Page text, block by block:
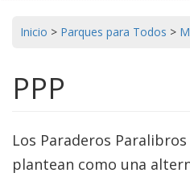
Inicio > Parques para Todos >
PPP
Los Paraderos Paralibros
plantean como una